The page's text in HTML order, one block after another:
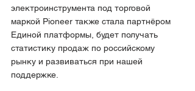
электроинструмента под торговой
маркой Pioneer также стала партнёром
Единой платформы, будет получать
статистику продаж по российскому
рынку и развиваться при нашей
поддержке.